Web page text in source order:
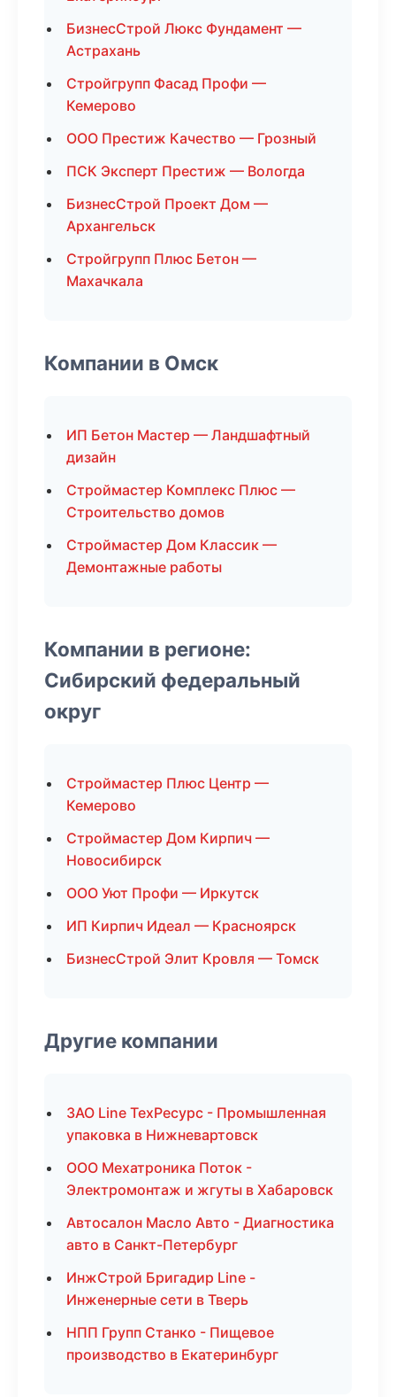
БизнесСтрой Люкс Фундамент —
Астрахань
Стройгрупп Фасад Профи —
Кемерово
ООО Престиж Качество — Грозный
ПСК Эксперт Престиж — Вологда
БизнесСтрой Проект Дом —
Архангельск
Стройгрупп Плюс Бетон —
Махачкала
Компании в Омск
ИП Бетон Мастер — Ландшафтный
дизайн
Строймастер Комплекс Плюс —
Строительство домов
Строймастер Дом Классик —
Демонтажные работы
Компании в регионе:
Сибирский федеральный
округ
Строймастер Плюс Центр —
Кемерово
Строймастер Дом Кирпич —
Новосибирск
ООО Уют Профи — Иркутск
ИП Кирпич Идеал — Красноярск
БизнесСтрой Элит Кровля — Томск
Другие компании
ЗАО Line ТехРесурс - Промышленная
упаковка в Нижневартовск
ООО Мехатроника Поток -
Электромонтаж и жгуты в Хабаровск
Автосалон Масло Авто - Диагностика
авто в Санкт-Петербург
ИнжСтрой Бригадир Line -
Инженерные сети в Тверь
НПП Групп Станко - Пищевое
производство в Екатеринбург